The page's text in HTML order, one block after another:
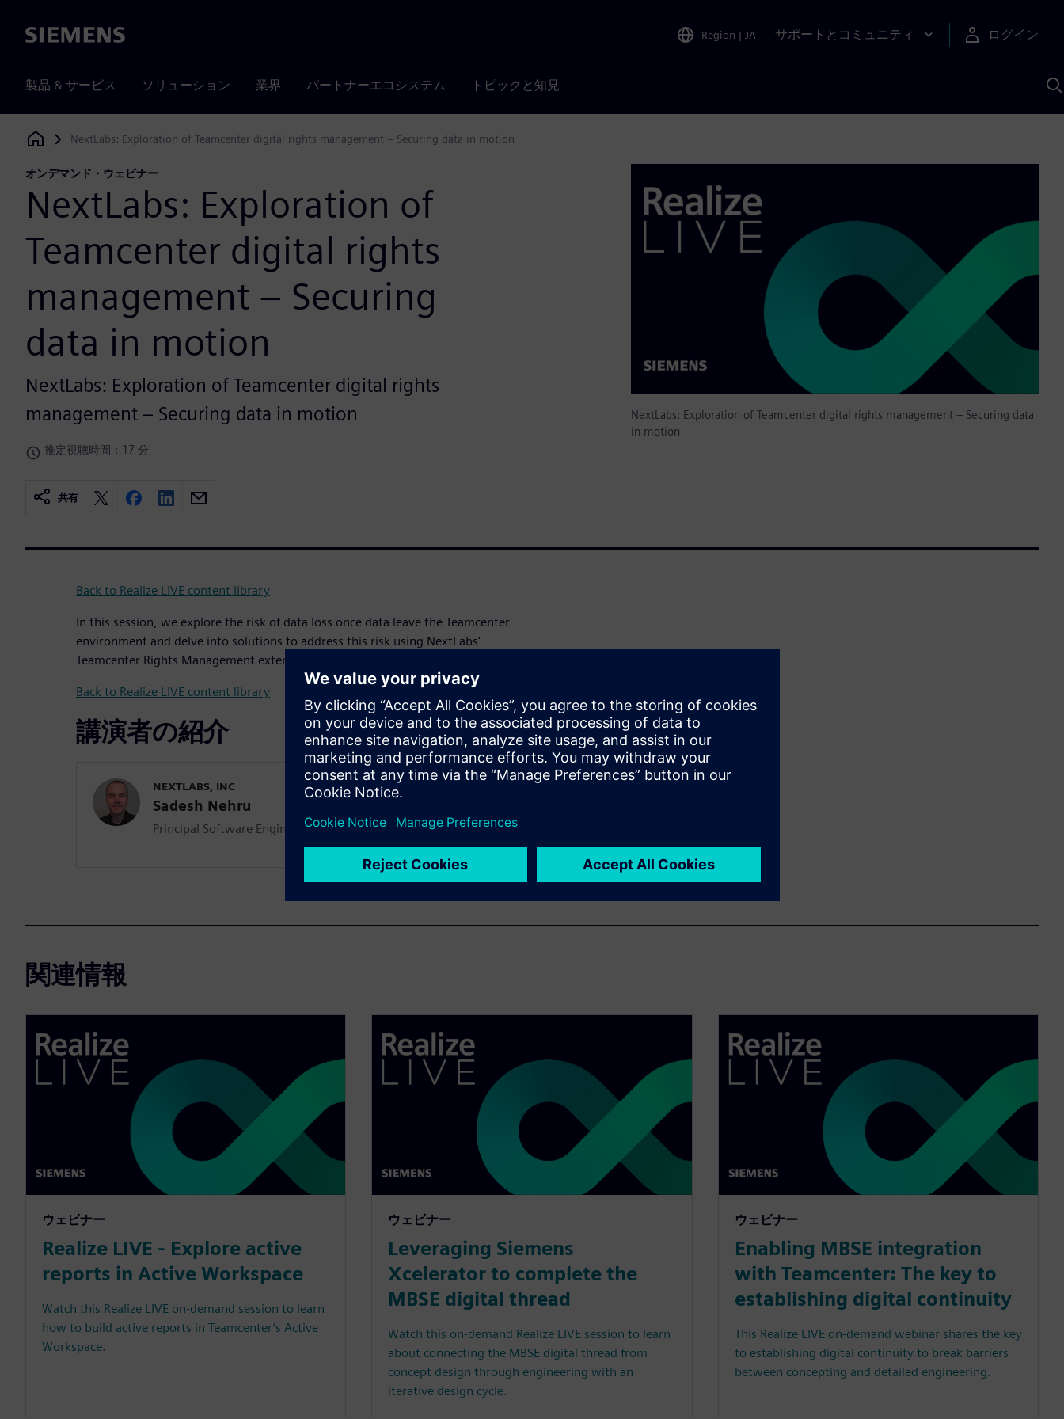
Siemens Region | JA サポートとコミュニティ ログイン
製品 & サービス ソリューション 業界 パートナーエコシステム トピックと知見
Siemens Digital Industries Software
NextLabs: Exploration of Teamcenter digital rights management – Securing data in motion
オンデマンド・ウェビナー
NextLabs: Exploration of
Teamcenter digital rights
management – Securing
data in motion
NextLabs: Exploration of Teamcenter digital rights
management – Securing data in motion
推定視聴時間：17 分
共有
NextLabs: Exploration of Teamcenter digital rights management – Securing data
in motion
Back to Realize LIVE content library
In this session, we explore the risk of data loss once data leave the Teamcenter
environment and delve into solutions to address this risk using NextLabs'
Teamcenter Rights Management extension and CAD integrations.
Back to Realize LIVE content library
講演者の紹介
NEXTLABS, INC
Sadesh Nehru
Principal Software Engineer
関連情報
ウェビナー
Realize LIVE - Explore active
reports in Active Workspace
Watch this Realize LIVE on-demand session to learn
how to build active reports in Teamcenter’s Active
Workspace.
ウェビナー
Leveraging Siemens
Xcelerator to complete the
MBSE digital thread
Watch this on-demand Realize LIVE session to learn
about connecting the MBSE digital thread from
concept design through engineering with an
iterative design cycle.
ウェビナー
Enabling MBSE integration
with Teamcenter: The key to
establishing digital continuity
This Realize LIVE on-demand webinar shares the key
to establishing digital continuity to break barriers
between concepting and detailed engineering.